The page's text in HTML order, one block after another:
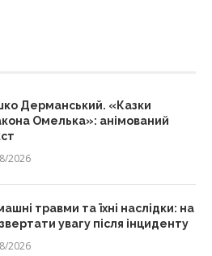
Дерманський. «Казки
Омелька»: анімований
2026
травми та їхні наслідки: на
увагу після інциденту
2026